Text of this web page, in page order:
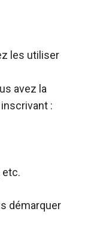
les utiliser
avez la
:
etc.
démarquer